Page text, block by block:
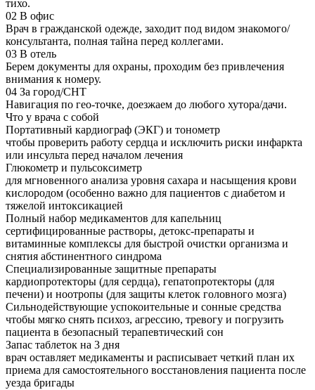
тихо.
02 В офис
Врач в гражданской одежде, заходит под видом знакомого/
консультанта, полная тайна перед коллегами.
03 В отель
Берем документы для охраны, проходим без привлечения
внимания к номеру.
04 За город/СНТ
Навигация по гео-точке, доезжаем до любого хутора/дачи.
Что у врача с собой
Портативный кардиограф (ЭКГ) и тонометр
чтобы проверить работу сердца и исключить риски инфаркта
или инсульта перед началом лечения
Глюкометр и пульсоксиметр
для мгновенного анализа уровня сахара и насыщения крови
кислородом (особенно важно для пациентов с диабетом и
тяжелой интоксикацией
Полный набор медикаментов для капельниц
сертифицированные растворы, детокс-препараты и
витаминные комплексы для быстрой очистки организма и
снятия абстинентного синдрома
Специализированные защитные препараты
кардиопротекторы (для сердца), гепатопротекторы (для
печени) и ноотропы (для защиты клеток головного мозга)
Сильнодействующие успокоительные и сонные средства
чтобы мягко снять психоз, агрессию, тревогу и погрузить
пациента в безопасный терапевтический сон
Запас таблеток на 3 дня
врач оставляет медикаменты и расписывает четкий план их
приема для самостоятельного восстановления пациента после
уезда бригады